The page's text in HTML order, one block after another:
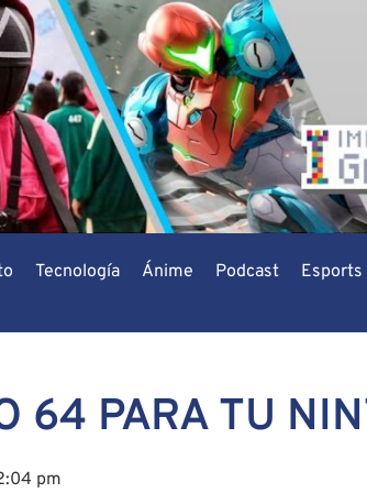
Tecnología Ánime Podcast Esports
64 PARA TU
pm